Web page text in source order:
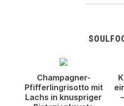
Champagner-
Pfifferlingrisotto mit
Lachs in knuspriger